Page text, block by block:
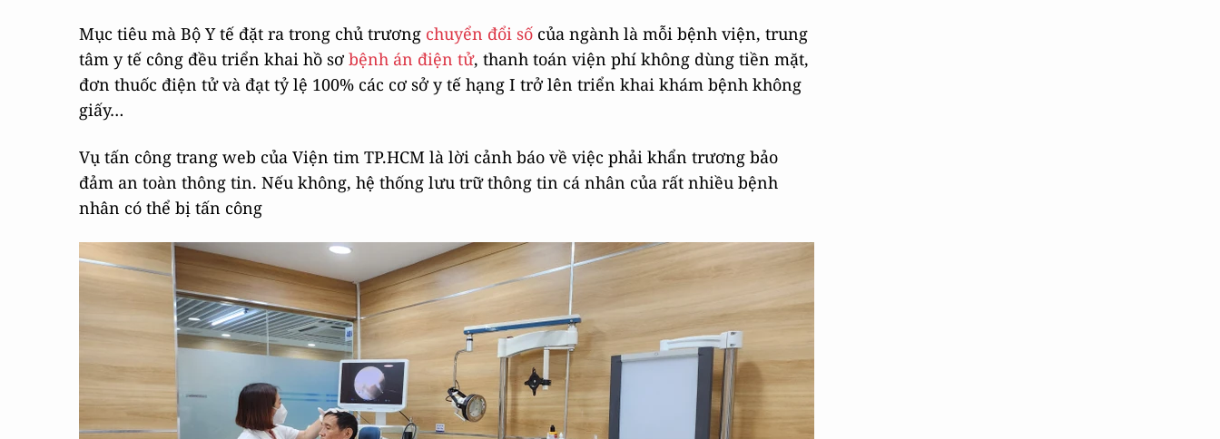
Mục tiêu mà Bộ Y tế đặt ra trong chủ trương chuyển đổi số của ngành là mỗi bệnh viện, trung
tâm y tế công đều triển khai hồ sơ bệnh án điện tử, thanh toán viện phí không dùng tiền mặt,
đơn thuốc điện tử và đạt tỷ lệ 100% các cơ sở y tế hạng I trở lên triển khai khám bệnh không
giấy…
Vụ tấn công trang web của Viện tim TP.HCM là lời cảnh báo về việc phải khẩn trương bảo
đảm an toàn thông tin. Nếu không, hệ thống lưu trữ thông tin cá nhân của rất nhiều bệnh
nhân có thể bị tấn công